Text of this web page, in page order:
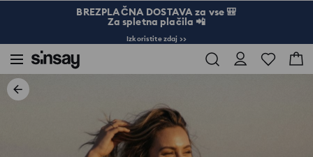
BREZPLAČNA DOSTAVA za vse 🎒
Za spletna plačila 📲
Izkoristite zdaj >>